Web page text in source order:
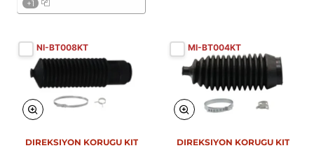
+1
NI-BT008KT
DIREKSIYON KORUGU KIT
MI-BT004KT
DIREKSIYON KORUGU KIT